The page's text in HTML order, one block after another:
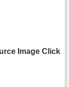
Image Click